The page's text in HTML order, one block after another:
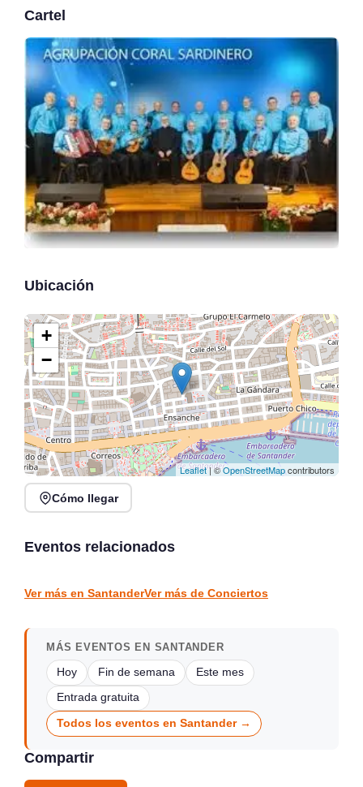
Cartel
Ubicación
+
−
Leaflet| ©OpenStreetMapcontributors
Cómo llegar
Eventos relacionados
Conciertos de la Atalaya
Laredo
Ver más en SantanderVer más de Conciertos
MÁS EVENTOS EN SANTANDER
Hoy Fin de semana Este mes
Entrada gratuita
Todos los eventos en Santander →
Compartir